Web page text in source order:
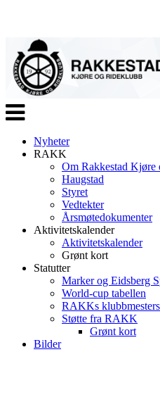
Veksle
navigasjon
Nyheter
RAKK
Om Rakkestad Kjøre
Haugstad
Styret
Vedtekter
Årsmøtedokumenter
Aktivitetskalender
Aktivitetskalender
Grønt kort
Statutter
Marker og Eidsberg
World-cup tabellen
RAKKs
Støtte fra RAKK
Grønt kort
Bilder